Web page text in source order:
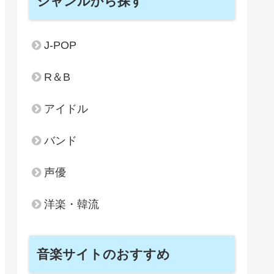
J-POP
R＆B
アイドル
バンド
声優
洋楽・韓流
音楽サイトのおすすめ